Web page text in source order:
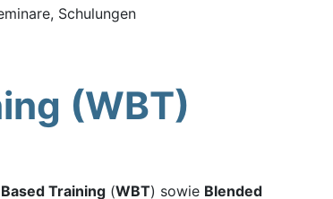
Schulungen
(WBT)
Training (WBT) sowie Blended